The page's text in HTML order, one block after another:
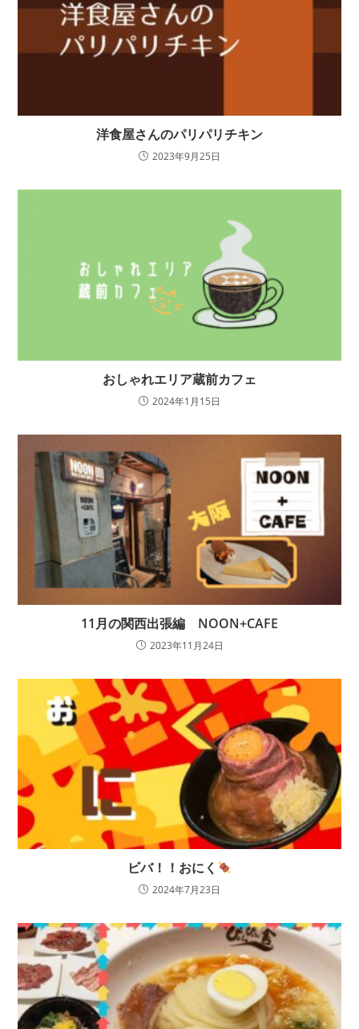
洋食屋さんのパリパリチキン
2023年9月25日
おしゃれエリア蔵前カフェ
2024年1月15日
11月の関西出張編 NOON+CAFE
2023年11月24日
ビバ！！おにく
2024年7月23日